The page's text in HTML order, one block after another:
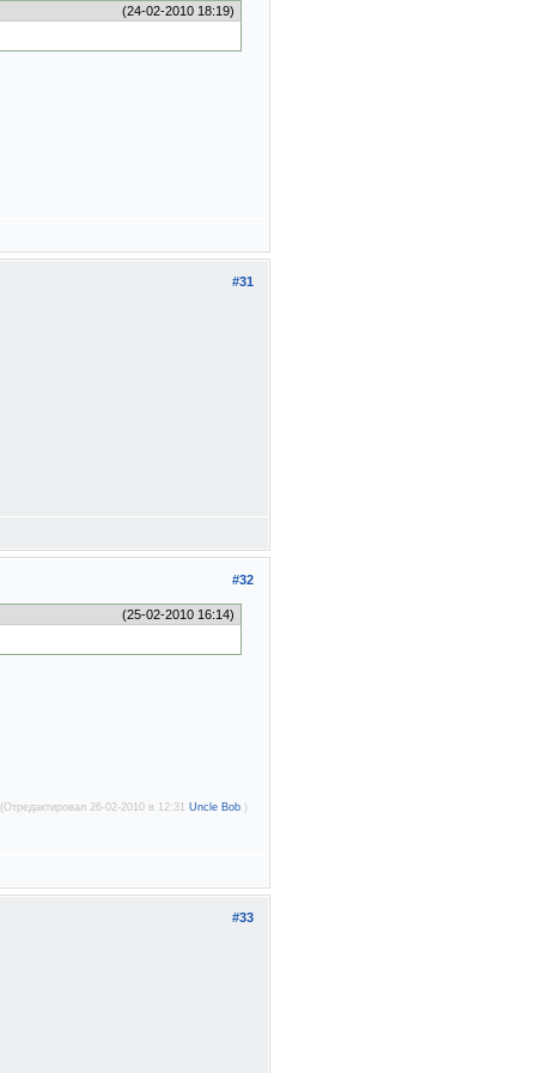
(24-02-2010 18:19)
#31
#32
(25-02-2010 16:14)
(Отредактировал 26-02-2010 в 12:31 Uncle Bob.)
#33